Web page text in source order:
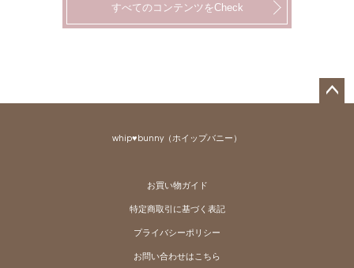
すべてのコンテンツをCheck
whip♥bunny（ホイップバニー）
お買い物ガイド
特定商取引に基づく表記
プライバシーポリシー
お問い合わせはこちら